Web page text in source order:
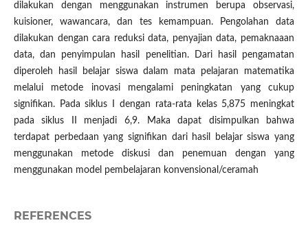
dilakukan dengan menggunakan instrumen berupa observasi,
kuisioner, wawancara, dan tes kemampuan. Pengolahan data
dilakukan dengan cara reduksi data, penyajian data, pemaknaaan
data, dan penyimpulan hasil penelitian. Dari hasil pengamatan
diperoleh hasil belajar siswa dalam mata pelajaran matematika
melalui metode inovasi mengalami peningkatan yang cukup
signifikan. Pada siklus I dengan rata-rata kelas 5,875 meningkat
pada siklus II menjadi 6,9. Maka dapat disimpulkan bahwa
terdapat perbedaan yang signifikan dari hasil belajar siswa yang
menggunakan metode diskusi dan penemuan dengan yang
menggunakan model pembelajaran konvensional/ceramah
REFERENCES